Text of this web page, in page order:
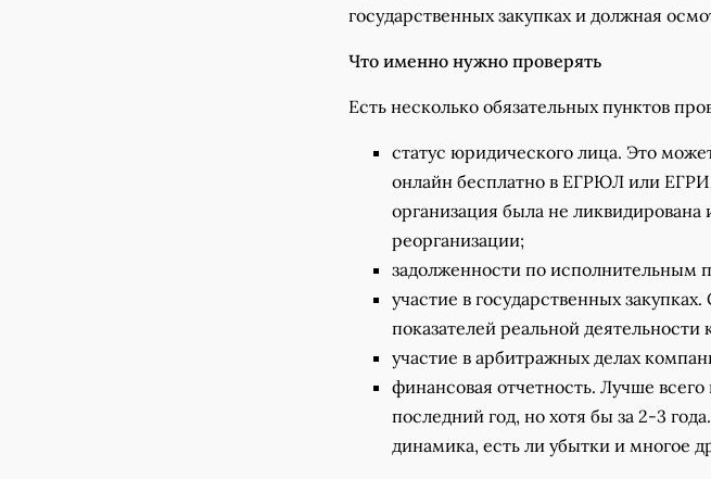
государственных закупках и должная
Что именно нужно проверять
Есть несколько обязательных пунктов
статус юридического лица. Это
онлайн бесплатно в ЕГРЮЛ или
организация была не ликвидирована
реорганизации;
задолженности по исполнительным
участие в государственных
показателей реальной деятельности
участие в арбитражных делах
финансовая отчетность. Лучше
последний год, но хотя бы за 2-3
динамика, есть ли убытки и многое